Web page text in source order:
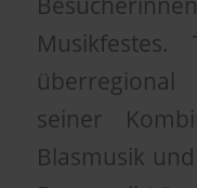
seiner
Blasmusik